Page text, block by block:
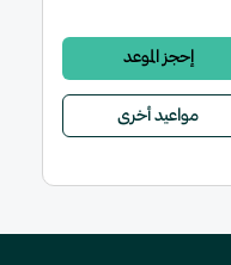
إحجز الموعد
مواعيد أخرى